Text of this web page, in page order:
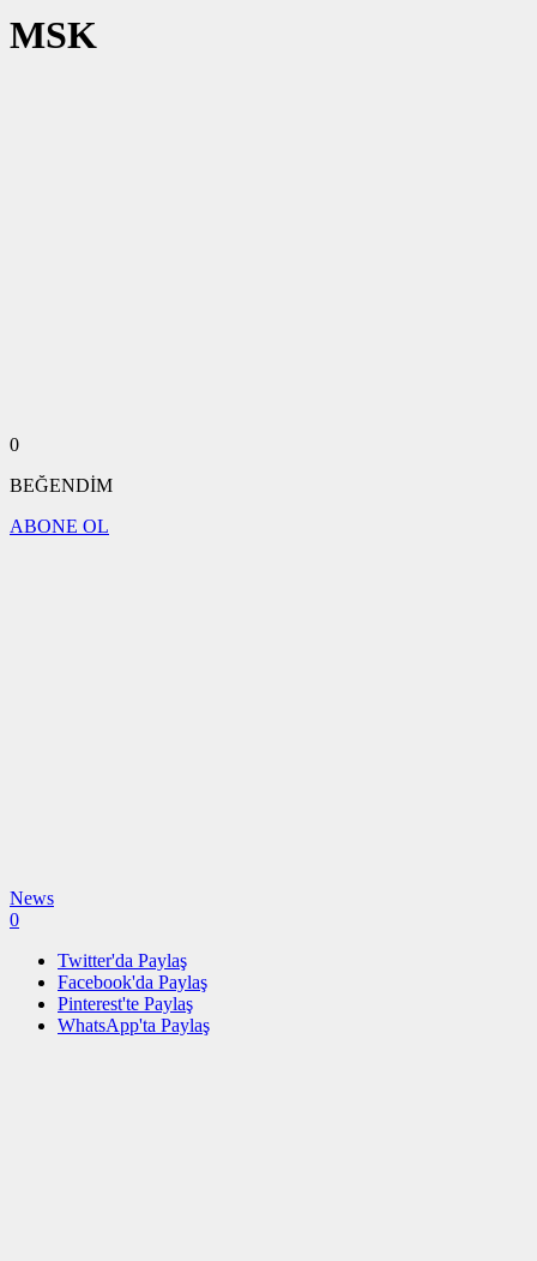
MSK
0
BEĞENDİM
ABONE OL
News
0
Twitter'da Paylaş
Facebook'da Paylaş
Pinterest'te Paylaş
WhatsApp'ta Paylaş